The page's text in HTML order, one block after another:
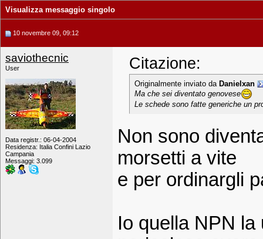
Visualizza messaggio singolo
10 novembre 09, 09:12
saviothecnic
User
Data registr.: 06-04-2004
Residenza: Italia Confini Lazio
Campania
Messaggi: 3.099
Citazione:
Originalmente inviato da Danielxan
Ma che sei diventato genovese
Le schede sono fatte generiche un
Non sono
morsetti a vite
e per ordinargli
Io quella NPN